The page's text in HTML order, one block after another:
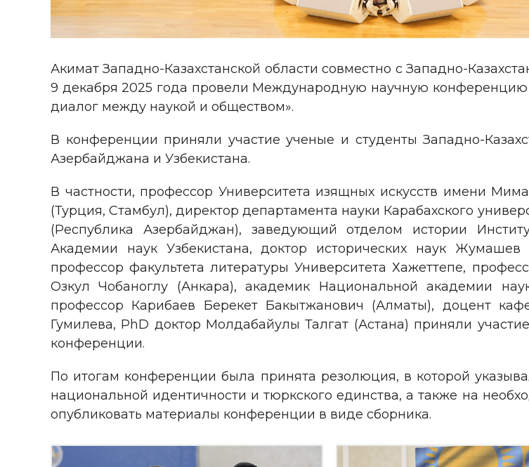
Акимат Западно-Казахстанской области совместно с Западно-
9 декабря 2025 года провели Международную научную конференцию
диалог между наукой и обществом».
В конференции приняли участие ученые и студенты Западно-
Азербайджана и Узбекистана.
В частности, профессор Университета изящных искусств имени
(Турция, Стамбул), директор департамента науки Карабахского
(Республика Азербайджан), заведующий отделом истории
Академии наук Узбекистана, доктор исторических наук Жумашев
профессор факультета литературы Университета Хажеттепе,
Озкул Чобаноглу (Анкара), академик Национальной академии
профессор Карибаев Берекет Бакытжанович (Алматы), доцент
Гумилева, PhD доктор Молдабайулы Талгат (Астана) приняли
конференции.
По итогам конференции была принята резолюция, в которой
национальной идентичности и тюркского единства, а также на
опубликовать материалы конференции в виде сборника.